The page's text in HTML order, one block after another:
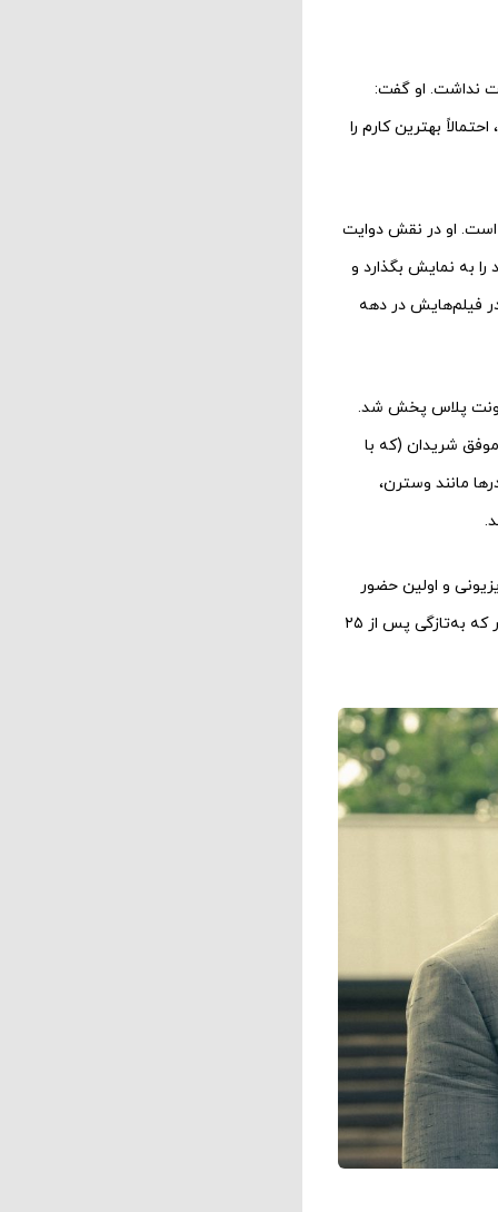
نداشت. او گفت:
بهترین کارم را
است. او در نقش دوایت
به نمایش بگذارد و
در فیلم‌هایش در دهه
کینگ» است که اولین اپیزود آن ۱۳ نوامبر ۲۰۲۲ از پارامونت پلاس پخش شد.
شریدان (که با
مانند وسترن،
و اولین حضور
جدی او در نقش یک عضو دار و دسته خلاف‌کاران است – در این مورد، یک سردسته خانواده‌ای جنایتکار که به‌تازگی پس از ۲۵